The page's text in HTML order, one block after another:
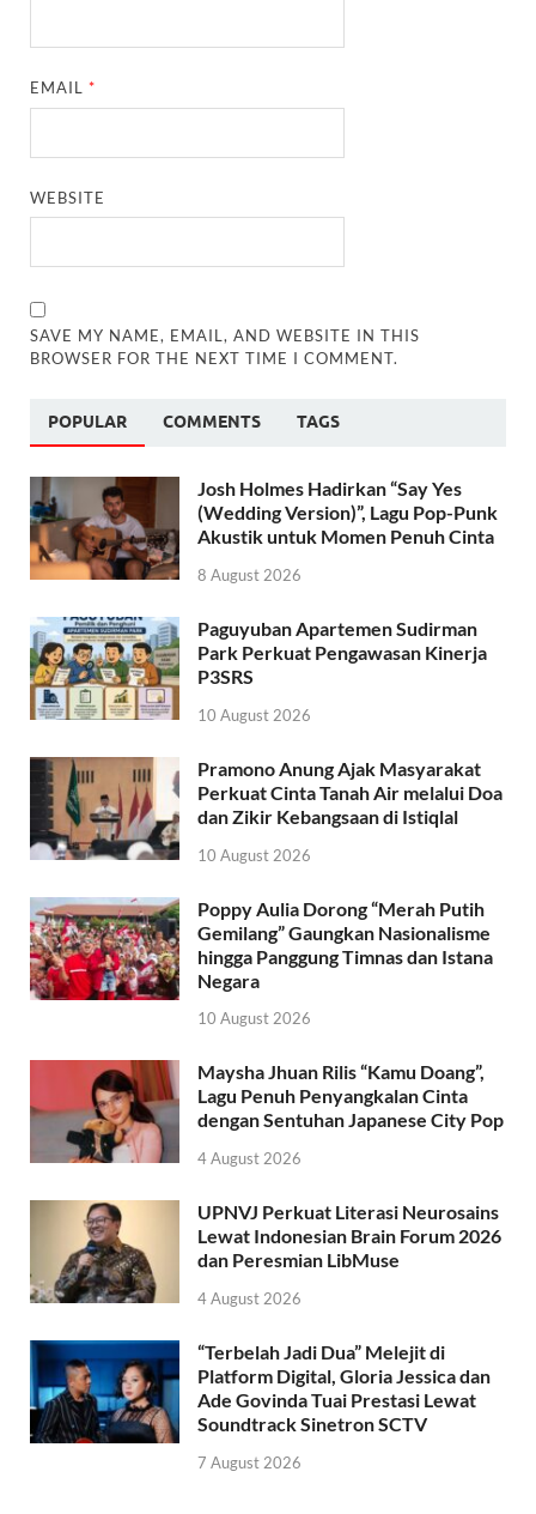
EMAIL*
WEBSITE
SAVE MY NAME, EMAIL, AND WEBSITE IN THIS
BROWSER FOR THE NEXT TIME I COMMENT.
POPULAR COMMENTS TAGS
Josh Holmes Hadirkan “Say Yes
(Wedding Version)”, Lagu Pop-Punk
Akustik untuk Momen Penuh Cinta
8 August 2026
Paguyuban Apartemen Sudirman
Park Perkuat Pengawasan Kinerja
P3SRS
10 August 2026
Pramono Anung Ajak Masyarakat
Perkuat Cinta Tanah Air melalui Doa
dan Zikir Kebangsaan di Istiqlal
10 August 2026
Poppy Aulia Dorong “Merah Putih
Gemilang” Gaungkan Nasionalisme
hingga Panggung Timnas dan Istana
Negara
10 August 2026
Maysha Jhuan Rilis “Kamu Doang”,
Lagu Penuh Penyangkalan Cinta
dengan Sentuhan Japanese City Pop
4 August 2026
UPNVJ Perkuat Literasi Neurosains
Lewat Indonesian Brain Forum 2026
dan Peresmian LibMuse
4 August 2026
“Terbelah Jadi Dua” Melejit di
Platform Digital, Gloria Jessica dan
Ade Govinda Tuai Prestasi Lewat
Soundtrack Sinetron SCTV
7 August 2026